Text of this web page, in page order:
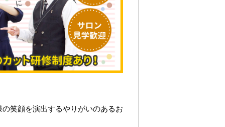
笑顔を演出するやりがいのあるお